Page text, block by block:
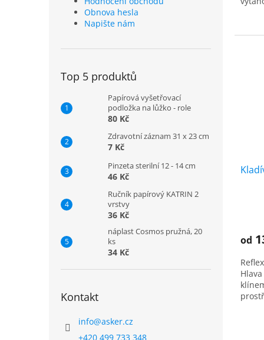
Obnova hesla
Napište nám
Top 5 produktů
Papírová vyšetřovací
podložka na lůžko - role
80 Kč
Zdravotní záznam 31 x 23 cm
7 Kč
Pinzeta sterilní 12 - 14 cm
46 Kč
Ručník papírový KATRIN 2
vrstvy
36 Kč
náplast Cosmos pružná, 20
ks
34 Kč
Kontakt
info@asker.cz
+420 499 733 348
od